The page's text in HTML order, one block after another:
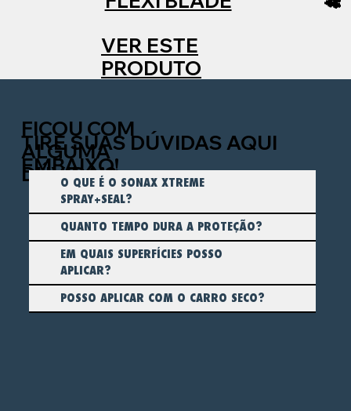
FICOU COM
ALGUMA
DÚVIDA!?
TIRE SUAS DÚVIDAS AQUI
EMBAIXO!
O QUE É O SONAX XTREME
SPRAY+SEAL?
QUANTO TEMPO DURA A PROTEÇÃO?
EM QUAIS SUPERFÍCIES POSSO
APLICAR?
POSSO APLICAR COM O CARRO SECO?
VER ESTE
PRODUTO